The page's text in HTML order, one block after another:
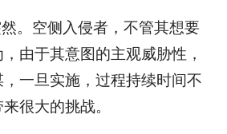
空侧入侵者，不管其想要
由于其意图的主观威胁性，
一旦实施，过程持续时间不
很大的挑战。